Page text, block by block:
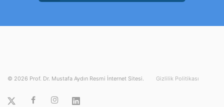
© 2026 Prof. Dr. Mustafa Aydın Resmi İnternet Sitesi. Gizlilik Politikası